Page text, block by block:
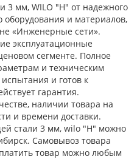
3 мм, WILO "Н" от надежного
оборудования и материалов,
«Инженерные сети».
эксплуатационные
сегменте. Полное
и техническим
и готов к
гарантия.
наличии товара на
и времени доставки.
стали 3 мм, wilo "Н" можно
Самовывоз товара
товар можно любым